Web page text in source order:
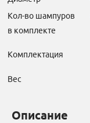
Кол-во шампуров
в комплекте
Комплектация
Вес
Описание